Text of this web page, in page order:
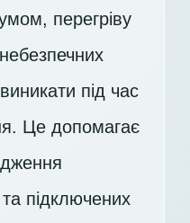
перегріву
під час
Це допомагає
підключених